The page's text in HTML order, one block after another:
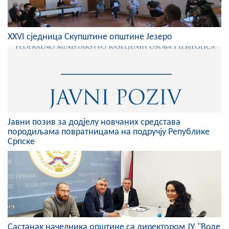
COVID 19
Геоистраживања
ПРИВРЕДА
Пољопривреда
Туризам
Спорт
ЦИВИЛНА ЗАШТИТА
КОНТАКТ
XXVI сједница Скупштине општине Језеро
Јавни позив за додјелу новчаних средстава
породиљама повратницама на подручју Републике
Српске